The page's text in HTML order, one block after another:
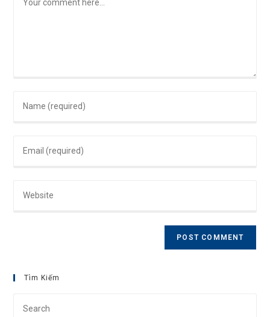
username
Tìm Kiếm